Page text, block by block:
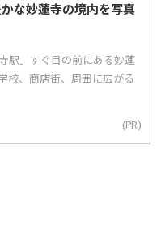
な妙蓮寺の境内を写真
駅」すぐ目の前にある妙蓮
校、商店街、周囲に広がる
(PR)